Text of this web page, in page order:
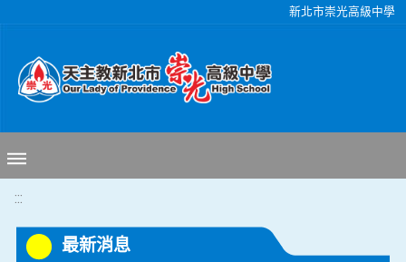
新北市崇光高級中學
:::
最新消息